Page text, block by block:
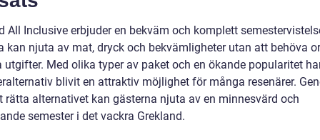
All Inclusive erbjuder en bekväm och komplett
kan njuta av mat, dryck och bekvämligheter utan att behöva
utgifter. Med olika typer av paket och en ökande popularitet
blivit en attraktiv möjlighet för många resenärer.
rätta alternativet kan gästerna njuta av en minnesvärd och
semester i det vackra Grekland.